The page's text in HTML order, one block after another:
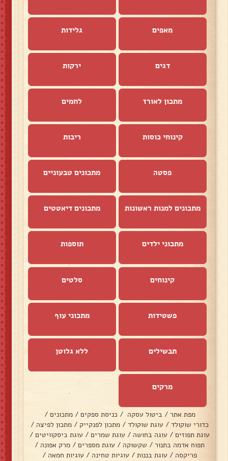
מאפים גלידות
דגים ירקות
מתכון לאורז לחמים
קינוחי כוסות ריבות
פסטה מתכונים טבעוניים
מתכונים למנות ראשונות מתכונים דיאטטים
מתכוני ילדים תוספות
קינוחים סלטים
פשטידות מתכוני עוף
תבשילים ללא גלוטן
מרקים
מפת אתר / ביטול עסקה / כניסת ספקים / מתכונים /
כדורי שוקולד / עוגת שוקולד / מתכון לפנקייק / מתכון לפיצה /
עוגת תפוזים / עוגה בחושה / עוגת שמרים / עוגת ביסקוויטים /
תפוח אדמה בתנור / שקשוקה / עוגת מספרים / מרק אפונה /
פריקסה / עוגת בננות / עוגיות טחינה / עוגיות חמאה /